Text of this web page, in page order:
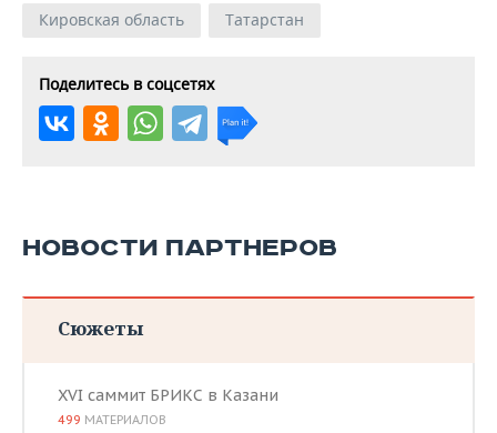
Кировская область
Татарстан
Поделитесь в соцсетях
НОВОСТИ ПАРТНЕРОВ
Сюжеты
XVI саммит БРИКС в Казани
499 МАТЕРИАЛОВ